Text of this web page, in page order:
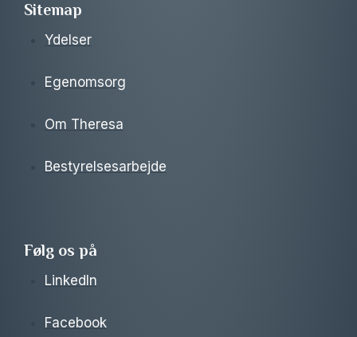
Sitemap
Ydelser
Egenomsorg
Om Theresa
Bestyrelsesarbejde
Følg os på
LinkedIn
Facebook